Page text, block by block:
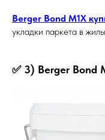
Berger Bond M1X
укладки паркета в
✅ 3) Berger Bond